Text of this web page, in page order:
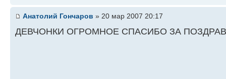
Анатолий Гончаров » 20 мар 2007 20:17
ДЕВЧОНКИ ОГРОМНОЕ СПАСИБО ЗА